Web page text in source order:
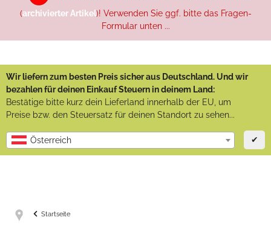
(archivierter Artikel)! Verwenden Sie ggf. bitte das Fragen-
Formular unten ...
Wir liefern zum besten Preis sicher aus Deutschland. Und wir
bezahlen für deinen Einkauf Steuern in deinem Land:
Bestätige bitte kurz dein Lieferland innerhalb der EU, um
Preise bzw. den Steuersatz für deinen Standort zu sehen...
Österreich ✔
Startseite